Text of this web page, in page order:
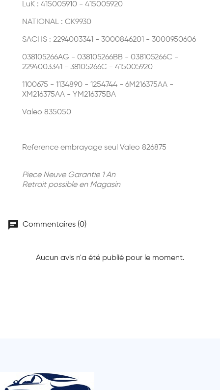
LuK : 415005910 - 415005920
NATIONAL : CK9930
SACHS : 2294003341 - 3000846201 - 3000950606
038105266AG - 038105266BB - 038105266C -
2294003341 - 38105266C - 415005920
1100675 - 1134890 - 1254744 - 6M216375AA -
XM216375AA - YM216375BA
Valeo 835050
Reference embrayage seul Valeo 826875
Piece Neuve Garantie 1 An
Retrait possible en Magasin
chat Commentaires (0)
Aucun avis n'a été publié pour le moment.